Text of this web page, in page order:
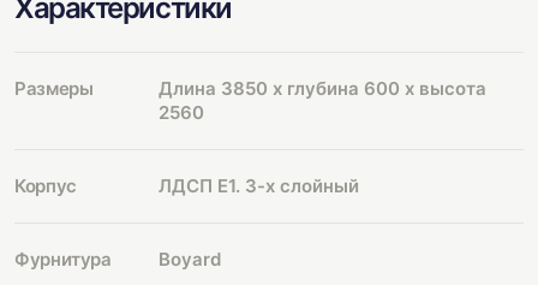
Характеристики
Размеры
Длина 3850 х глубина 600 х высота
2560
Корпус ЛДСП Е1. 3-х слойный
Фурнитура Boyard